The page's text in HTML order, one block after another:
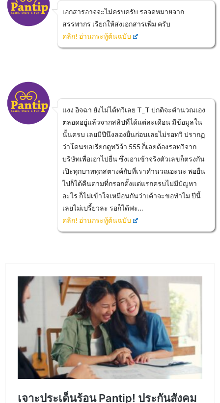
เอกสารอาจจะไม่ครบครับ รอจดหมายจาก
สรรพากร เรียกให้ส่งเอกสารเพิ่ม ครับ
คลิก! อ่านกระทู้ต้นฉบับ
แงง อิจฉา ยังไม่ได้ทวิเลย T_T ปกติจะคำนวณเอง
ตลอดอยู่แล้วจากสลิปที่ได้แต่ละเดือน มีข้อมูลใน
นั้นครบ เลยมีปีนึงลองยื่นก่อนเลยไม่รอทวิ ปรากฏ
ว่าโดนขอเรียกดูทวิจ้า 555 ก็เลยต้องรอทวิจาก
บริษัทเพื่อเอาไปยื่น ซึ่งเอาเข้าจริงตัวเลขก็ตรงกัน
เป๊ะทุกบาททุกสตางค์กับที่เราคำนวณอะนะ พอยื่น
ไปก็ได้คืนตามที่กรอกตั้งแต่แรกครบไม่มีปัญหา
อะไร ก็ไม่เข้าใจเหมือนกันว่าเค้าจะขอทำไม ปีนี้
เลยไม่เปรี้ยวละ รอก็ได้ฟะ…
คลิก! อ่านกระทู้ต้นฉบับ